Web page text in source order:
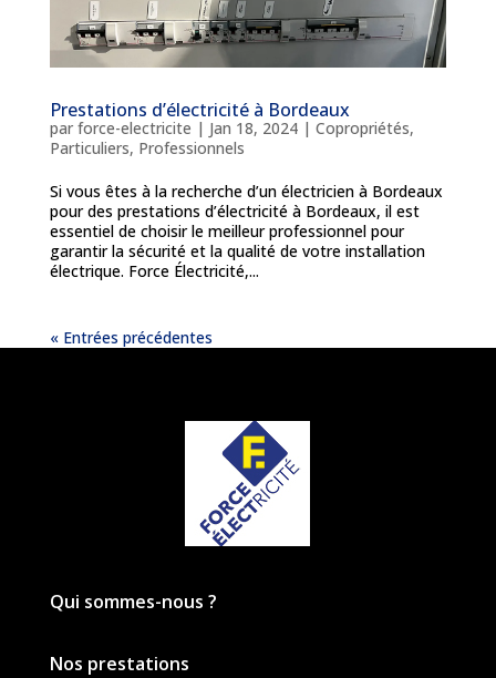
Prestations d’électricité à Bordeaux
par force-electricite | Jan 18, 2024| Copropriétés,
Particuliers, Professionnels
Si vous êtes à la recherche d’un électricien à Bordeaux
pour des prestations d’électricité à Bordeaux, il est
essentiel de choisir le meilleur professionnel pour
garantir la sécurité et la qualité de votre installation
électrique. Force Électricité,...
« Entrées précédentes
Qui sommes-nous ?
Nos prestations